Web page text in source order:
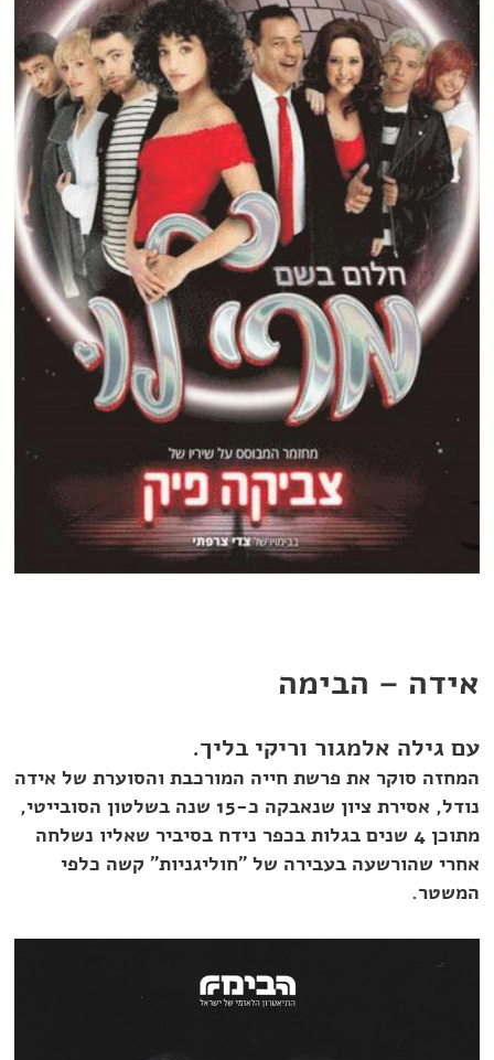
אידה – הבימה
עם גילה אלמגור וריקי בליך.
המחזה סוקר את פרשת חייה המורכבת והסוערת של אידה
נודל, אסירת ציון שנאבקה כ-15 שנה בשלטון הסובייטי,
מתוכן 4 שנים בגלות בכפר נידח בסיביר שאליו נשלחה
אחרי שהורשעה בעבירה של "חוליגניות" קשה כלפי
המשטר.